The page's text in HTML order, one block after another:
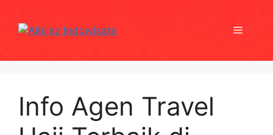
content
Menu
Info Agen Travel